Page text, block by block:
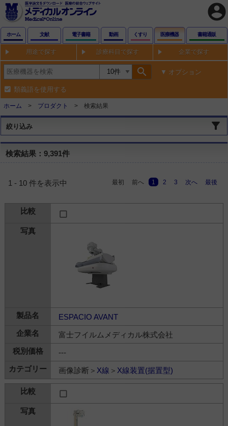
account_circle
ホーム 文献 電子書籍 動画 くすり 医療機器 書籍通販
用途で探す 診療科目で探す 企業で探す
search オプション
類義語を使用する
ホーム プロダクト 検索結果
絞り込み
検索結果：9,391件
1 - 10 件を表示中 最初 前へ 1 2 3 次へ 最後
ESPACIO AVANT
富士フイルムメディカル株式会社
---
画像診断＞ X線 ＞ X線装置(据置型)